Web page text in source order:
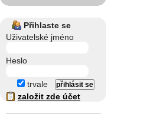
Přihlaste se
Uživatelské jméno
Heslo
trvale
založit zde účet